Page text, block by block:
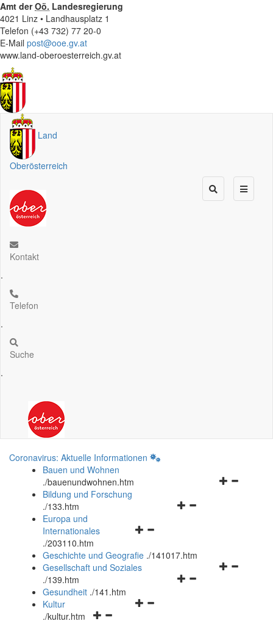
Amt derOö. Landesregierung
4021 Linz • Landhausplatz 1
Telefon (+43 732) 77 20-0
E-Mail post@ooe.gv.at
www.land-oberoesterreich.gv.at
Land
Oberösterreich
Kontakt
.
Telefon
.
Suche
.
Coronavirus: Aktuelle Informationen
Bauen und Wohnen
./bauenundwohnen.htm
Navigationsmenü
Bildung und Forschung
./133.htm
Navigationsmenü
und
schließen
Europa und
Internationales
./203110.htm
Geschichte und Geografie ./141017.htm
Navigationsmenü
Gesellschaft und Soziales
./139.htm
Navigationsmenü
Gesundheit ./141.htm
Navigationsmenü
Kultur
./kultur.htm